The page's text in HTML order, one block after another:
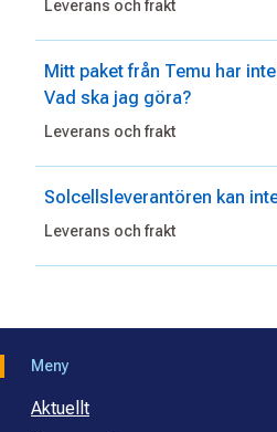
Leverans och frakt
Mitt paket från Temu har
Vad ska jag göra?
Leverans och frakt
Solcellsleverantören kan
Leverans och frakt
Meny
Aktuellt